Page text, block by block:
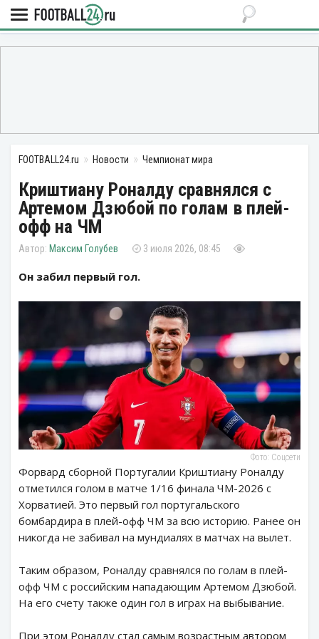
FOOTBALL24.ru Новости Чемпионат мира
Криштиану Роналду сравнялся с
Артемом Дзюбой по голам в плей-
офф на ЧМ
Максим Голубев 3 июля 2026, 08:45
Он забил первый гол.
Фото: Соцсети
Форвард сборной Португалии Криштиану Роналду
отметился голом в матче 1/16 финала ЧМ-2026 с
Хорватией. Это первый гол португальского
бомбардира в плей-офф ЧМ за всю историю. Ранее он
никогда не забивал на мундиалях в матчах на вылет.
Таким образом, Роналду сравнялся по голам в плей-
офф ЧМ с российским нападающим Артемом Дзюбой.
На его счету также один гол в играх на выбывание.
При этом Роналду стал самым возрастным автором